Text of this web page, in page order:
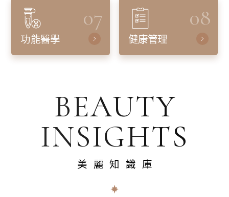
07
功能醫學
08
健康管理
BEAUTY
INSIGHTS
美麗知識庫